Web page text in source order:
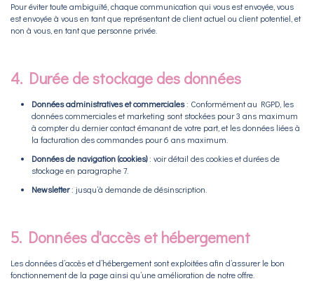
Pour éviter toute ambiguïté, chaque communication qui vous est envoyée, vous
est envoyée à vous en tant que représentant de client actuel ou client potentiel, et
non à vous, en tant que personne privée.
4. Durée de stockage des données
Données administratives et commerciales: Conformément au RGPD, les
données commerciales et marketing sont stockées pour 3 ans maximum
à compter du dernier contact émanant de votre part, et les données liées à
la facturation des commandes pour 6 ans maximum.
Données de navigation (cookies): voir détail des cookies et durées de
stockage en paragraphe 7.
Newsletter: jusqu’à demande de désinscription.
5. Données d'accès et hébergement
Les données d’accès et d’hébergement sont exploitées afin d’assurer le bon
fonctionnement de la page ainsi qu’une amélioration de notre offre.